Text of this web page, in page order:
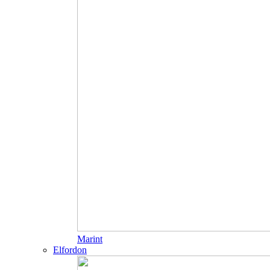
Marint
Elfordon